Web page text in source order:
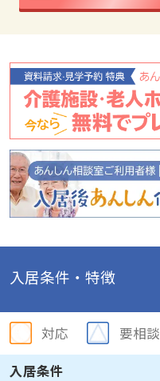
入居条件・特徴
対応 要相談
入居条件